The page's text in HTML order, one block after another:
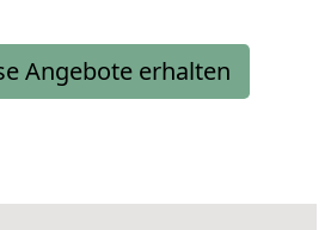
Angebote erhalten